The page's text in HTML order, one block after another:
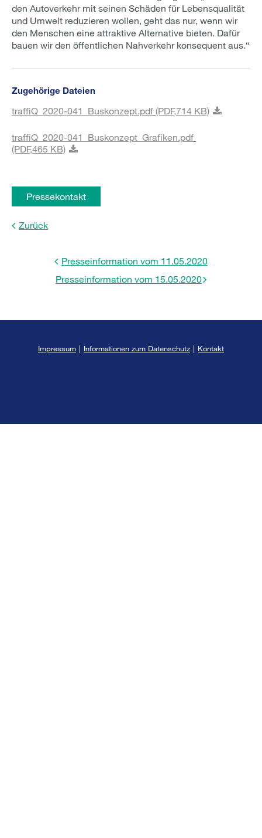
den Autoverkehr mit seinen Schäden für Lebensqualität
und Umwelt reduzieren wollen, geht das nur, wenn wir
den Menschen eine attraktive Alternative bieten. Dafür
bauen wir den öffentlichen Nahverkehr konsequent aus.“
Zugehörige Dateien
traffiQ_2020-041_Buskonzept.pdf (PDF,714 KB)
traffiQ_2020-041_Buskonzept_Grafiken.pdf
(PDF,465 KB)
Pressekontakt
Zurück
Presseinformation vom 11.05.2020
Presseinformation vom 15.05.2020
Impressum | Informationen zum Datenschutz | Kontakt